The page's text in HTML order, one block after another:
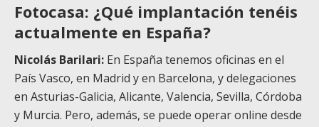
Fotocasa: ¿Qué implantación tenéis
actualmente en España?
Nicolás Barilari: En España tenemos oficinas en el
País Vasco, en Madrid y en Barcelona, y delegaciones
en Asturias-Galicia, Alicante, Valencia, Sevilla, Córdoba
y Murcia. Pero, además, se puede operar online desde